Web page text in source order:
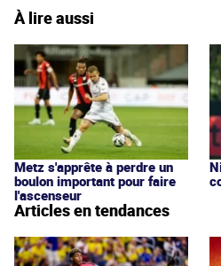
À lire aussi
Metz s'apprête à perdre un
boulon important pour faire
l'ascenseur
Articles en tendances